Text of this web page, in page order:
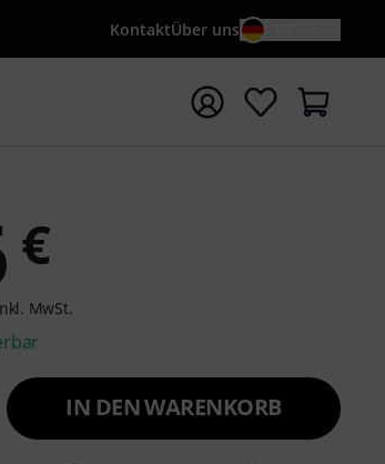
KontaktÜber uns
{searchTerm} starten
€
MwSt.
IN DEN WARENKORB